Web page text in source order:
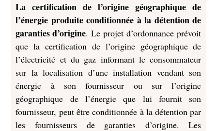
La certification de l’origine géographique de
l’énergie produite conditionnée à la détention de
garanties d’origine. Le projet d’ordonnance prévoit
que la certification de l’origine géographique de
l’électricité et du gaz informant le consommateur
sur la localisation d’une installation vendant son
énergie à son fournisseur ou sur l’origine
géographique de l’énergie que lui fournit son
fournisseur, peut être conditionnée à la détention par
les fournisseurs de garanties d’origine. Les